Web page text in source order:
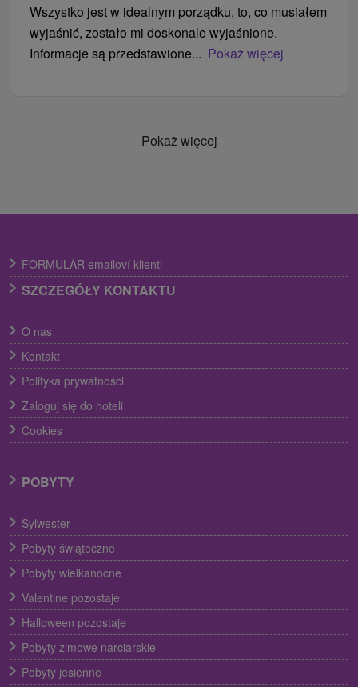
Wszystko jest w idealnym porządku, to, co musiałem
wyjaśnić, zostało mi doskonale wyjaśnione.
Informacje są przedstawione... Pokaż więcej
Pokaż więcej
FORMULÁR emailoví klienti
SZCZEGÓŁY KONTAKTU
O nas
Kontakt
Polityka prywatności
Zaloguj się do hoteli
Cookies
POBYTY
Sylwester
Pobyty świąteczne
Pobyty wielkanocne
Valentine pozostaje
Halloween pozostaje
Pobyty zimowe narciarskie
Pobyty jesienne